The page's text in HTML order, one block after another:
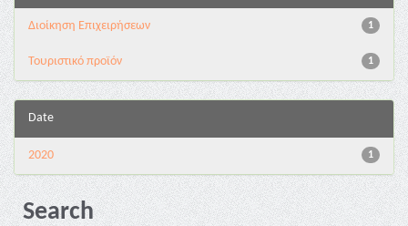
1
Διοίκηση Επιχειρήσεων
1
Τουριστικό προϊόν
Date
1
2020
Search